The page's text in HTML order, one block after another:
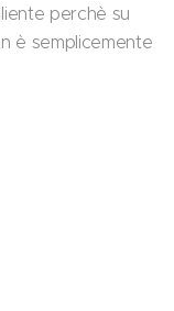
perchè su
è semplicemente